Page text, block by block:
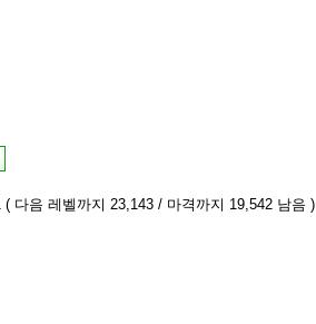
( 다음 레벨까지 23,143 / 마격까지 19,542 남음 )